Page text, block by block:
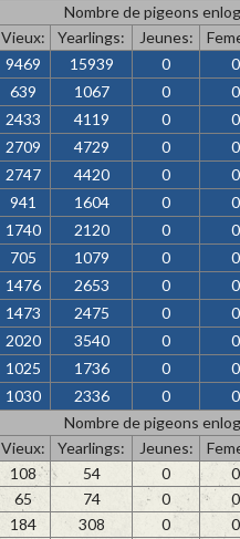
Nombre de pigeons
Vieux:
Yearlings: Jeunes:
9469 15939 0 0
639 1067 0 0
2433 4119 0 0
2709 4729 0 0
2747 4420 0 0
941 1604 0 0
1740 2120 0 0
705 1079 0 0
1476 2653 0 0
1473 2475 0 0
2020 3540 0 0
1025 1736 0 0
1030 2336 0 0
Nombre de pigeons
Vieux:
Yearlings: Jeunes:
108 54 0 0
65 74 0 0
184 308 0 0